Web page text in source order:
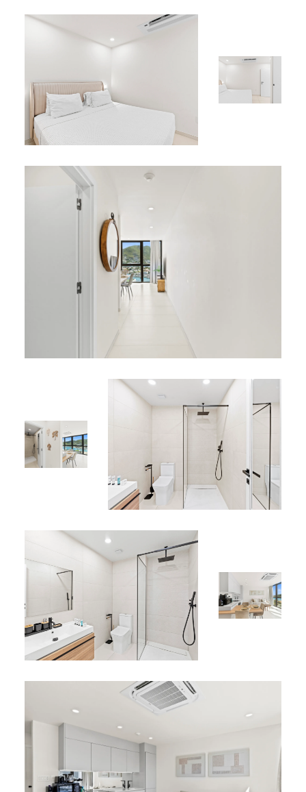
boutiques, de la marina et des principales attractions
locales.
Que vous soyez en visite pour une escapade romantique,
des vacances paisibles ou un voyage d’affaires,
pour un séjour mémorable au cœur de Simpson Bay.
*